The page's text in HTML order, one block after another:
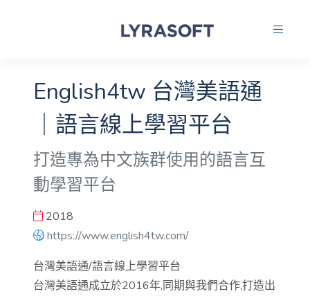
English4tw 台灣美語通
｜語言線上學習平台
打造專為中文族群使用的語言互
動學習平台
2018
https://www.english4tw.com/
台灣美語通/語言線上學習平台
台灣美語通成立於2016年,同期與我們合作,打造出